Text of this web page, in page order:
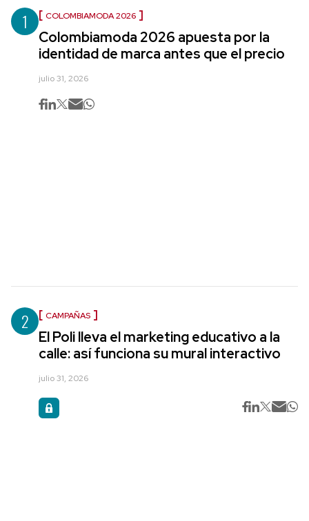
1 COLOMBIAMODA 2026
Colombiamoda 2026 apuesta por la
identidad de marca antes que el precio
julio 31, 2026
2 CAMPAÑAS
El Poli lleva el marketing educativo a la
calle: así funciona su mural interactivo
julio 31, 2026